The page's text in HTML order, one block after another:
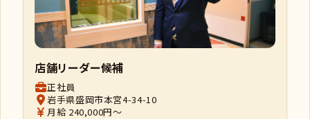
店舗リーダー候補
正社員
岩手県盛岡市本宮4-34-10
月給 240,000円～